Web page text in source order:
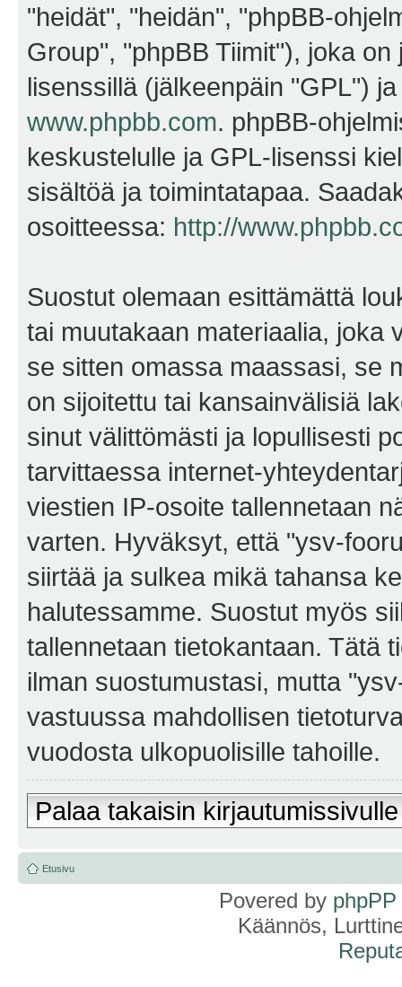
"heidät", "heidän", "phpBB-
Group", "phpBB Tiimit"), joka on
lisenssillä (jälkeenpäin "GPL")
www.phpbb.com. phpBB-
keskustelulle ja GPL-lisenssi
sisältöä ja toimintatapaa.
osoitteessa: http://
Suostut olemaan esittämättä
tai muutakaan materiaalia, joka
se sitten omassa maassasi, se
on sijoitettu tai kansainvälisiä
sinut välittömästi ja lopullisesti
tarvittaessa internet-
viestien IP-osoite tallennetaan
varten. Hyväksyt, että "ysv-
siirtää ja sulkea mikä tahansa
halutessamme. Suostut myös
tallennetaan tietokantaan. Tätä
ilman suostumustasi, mutta
vastuussa mahdollisen
vuodosta ulkopuolisille tahoille.
Palaa takaisin kirjautumissivulle
Etusivu
Povered by phpPP
Käännös,